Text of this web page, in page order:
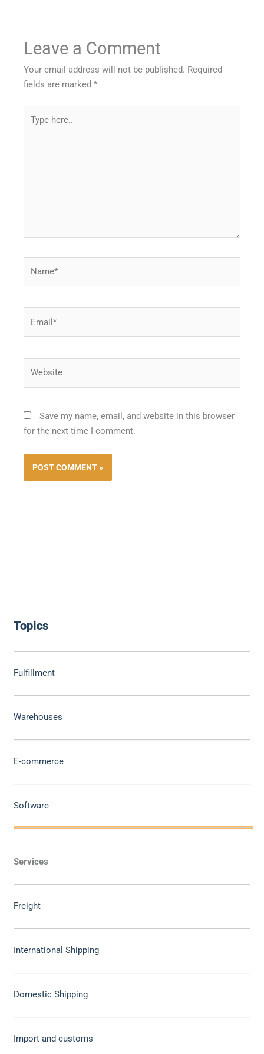
Topics
Fulfillment
Warehouses
E-commerce
Software
Services
Freight
International Shipping
Domestic Shipping
Import and customs
Leave a Comment
Your email address will not be published. Required
fields are marked*
here..
Save my name, email, and website in this browser
for the next time I comment.